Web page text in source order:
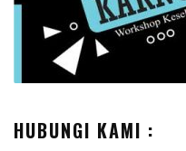
HUBUNGI KAMI :